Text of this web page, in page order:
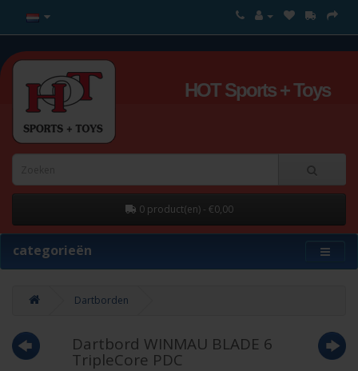
HOT Sports + Toys
0 product(en) - €0,00
categorieën
Dartborden
Dartbord WINMAU BLADE 6
TripleCore PDC